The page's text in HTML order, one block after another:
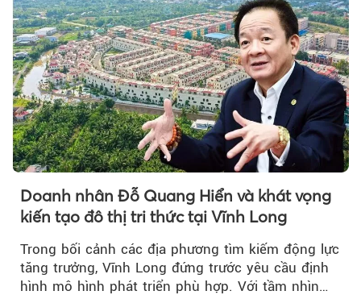
Doanh nhân Đỗ Quang Hiển và khát vọng
kiến tạo đô thị tri thức tại Vĩnh Long
Trong bối cảnh các địa phương tìm kiếm động lực
tăng trưởng, Vĩnh Long đứng trước yêu cầu định
hình mô hình phát triển phù hợp. Với tầm nhìn